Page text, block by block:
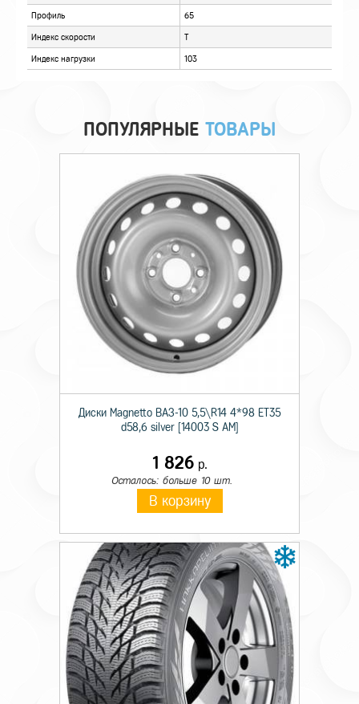
Технические характеристики
Шипы Ш.
Индекс нагрузки 103
ПОПУЛЯРНЫЕ ТОВАРЫ
Диски Magnetto ВАЗ-10 5,5\R14 4*98 ET35
d58,6 silver [14003 S AM]
1 826р.
Осталось: больше 10 шт.
В корзину